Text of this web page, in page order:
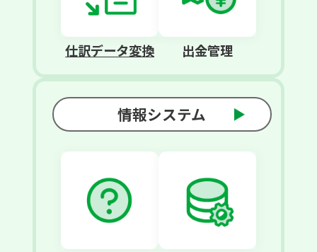
仕訳データ変換 出金管理
情報システム